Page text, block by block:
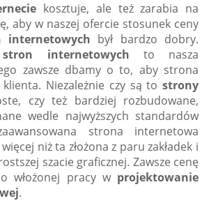
kosztuje, ale też zarabia na
aby w naszej ofercie stosunek ceny
internetowych był bardzo dobry.
internetowych to nasza
zawsze dbamy o to, aby strona
klienta. Niezależnie czy są to strony
czy też bardziej rozbudowane,
wedle najwyższych standardów
strona internetowa
niż ta złożona z paru zakładek i
szacie graficznej. Zawsze cenę
włożonej pracy w projektowanie
.